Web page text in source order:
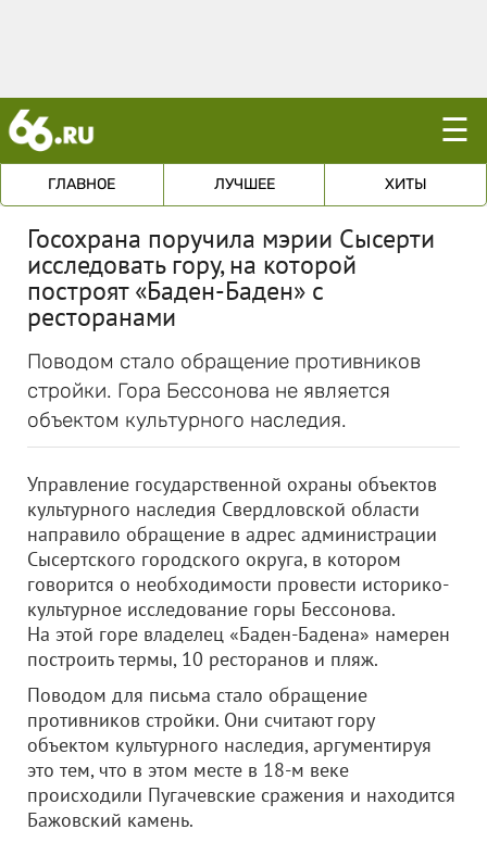
☰
ГЛАВНОЕ ЛУЧШЕЕ ХИТЫ
Госохрана поручила мэрии Сысерти
исследовать гору, на которой
построят «Баден-Баден» с
ресторанами
Поводом стало обращение противников
стройки. Гора Бессонова не является
объектом культурного наследия.
Управление государственной охраны объектов
культурного наследия Свердловской области
направило обращение в адрес администрации
Сысертского городского округа, в котором
говорится о необходимости провести историко-
культурное исследование горы Бессонова.
На этой горе владелец «Баден-Бадена» намерен
построить термы, 10 ресторанов и пляж.
Поводом для письма стало обращение
противников стройки. Они считают гору
объектом культурного наследия, аргументируя
это тем, что в этом месте в 18-м веке
происходили Пугачевские сражения и находится
Бажовский камень.